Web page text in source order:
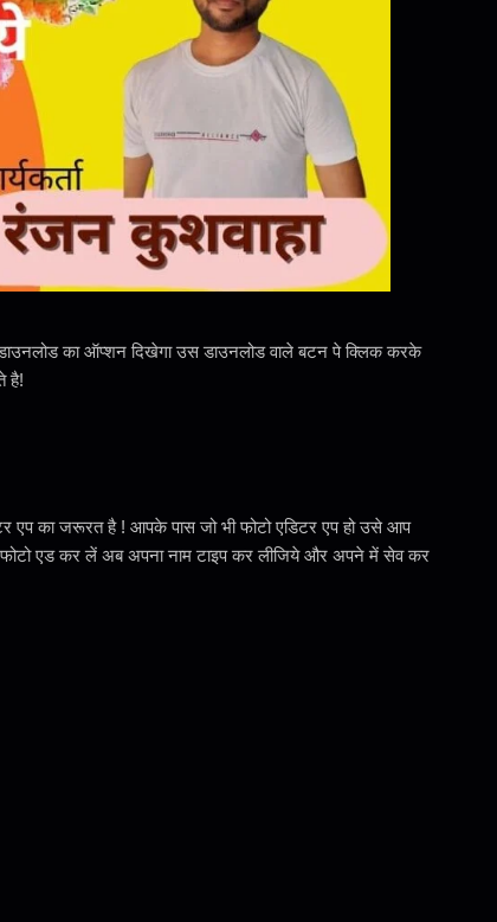
का ऑप्शन दिखेगा उस डाउनलोड वाले बटन पे क्लिक करके
है!
एप का जरूरत है ! आपके पास जो भी फोटो एडिटर एप हो उसे आप
एड कर लें अब अपना नाम टाइप कर लीजिये और अपने में सेव कर